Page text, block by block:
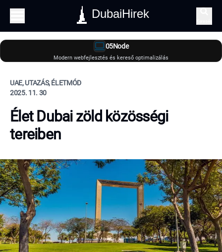
DubaiHirek
05Node
Modern webfejlesztés és kereső optimalizálás
UAE, UTAZÁS, ÉLETMÓD
2025. 11. 30
Élet Dubai zöld közösségi
tereiben